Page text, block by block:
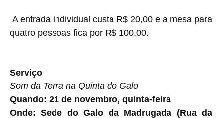
A entrada individual custa R$ 20,00 e a mesa para
quatro pessoas fica por R$ 100,00.
Serviço
Som da Terra na Quinta do Galo
Quando: 21 de novembro, quinta-feira
Onde: Sede do Galo da Madrugada (Rua da